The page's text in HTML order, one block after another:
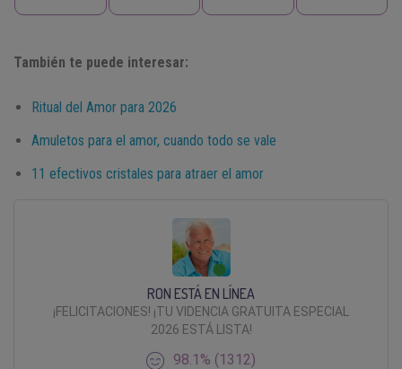
También te puede interesar:
Ritual del Amor para 2026
Amuletos para el amor, cuando todo se vale
11 efectivos cristales para atraer el amor
RON ESTÁ EN LÍNEA
¡FELICITACIONES! ¡TU VIDENCIA GRATUITA ESPECIAL
2026 ESTÁ LISTA!
98.1% (1312)